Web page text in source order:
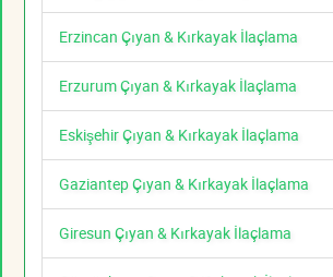
Erzincan Çıyan & Kırkayak İlaçlama
Erzurum Çıyan & Kırkayak İlaçlama
Eskişehir Çıyan & Kırkayak İlaçlama
Gaziantep Çıyan & Kırkayak İlaçlama
Giresun Çıyan & Kırkayak İlaçlama